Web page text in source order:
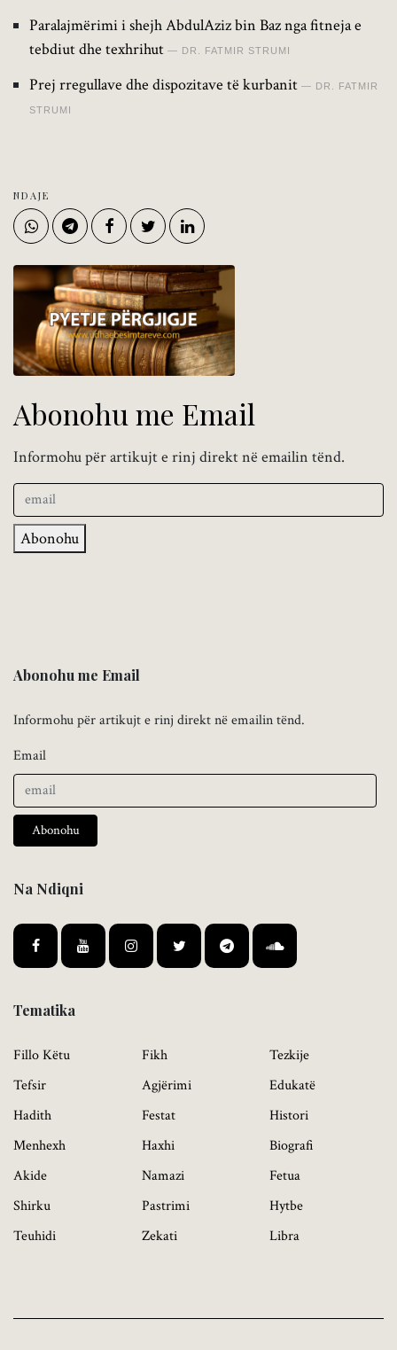
Paralajmërimi i shejh AbdulAziz bin Baz nga fitneja e
tebdiut dhe texhrihut
DR. FATMIR STRUMI
Prej rregullave dhe dispozitave të kurbanit DR. FATMIR
STRUMI
NDAJE
Abonohu me Email
Informohu për artikujt e rinj direkt në emailin tënd.
Abonohu
Abonohu me Email
Informohu për artikujt e rinj direkt në emailin tënd.
Email
Abonohu
Na Ndiqni
Tematika
Fillo Këtu
Tefsir
Hadith
Menhexh
Akide
Shirku
Teuhidi
Fikh
Agjërimi
Festat
Haxhi
Namazi
Pastrimi
Zekati
Tezkije
Edukatë
Histori
Biografi
Fetua
Hytbe
Libra